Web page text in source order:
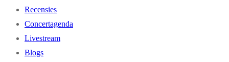
Recensies
Concertagenda
Livestream
Blogs